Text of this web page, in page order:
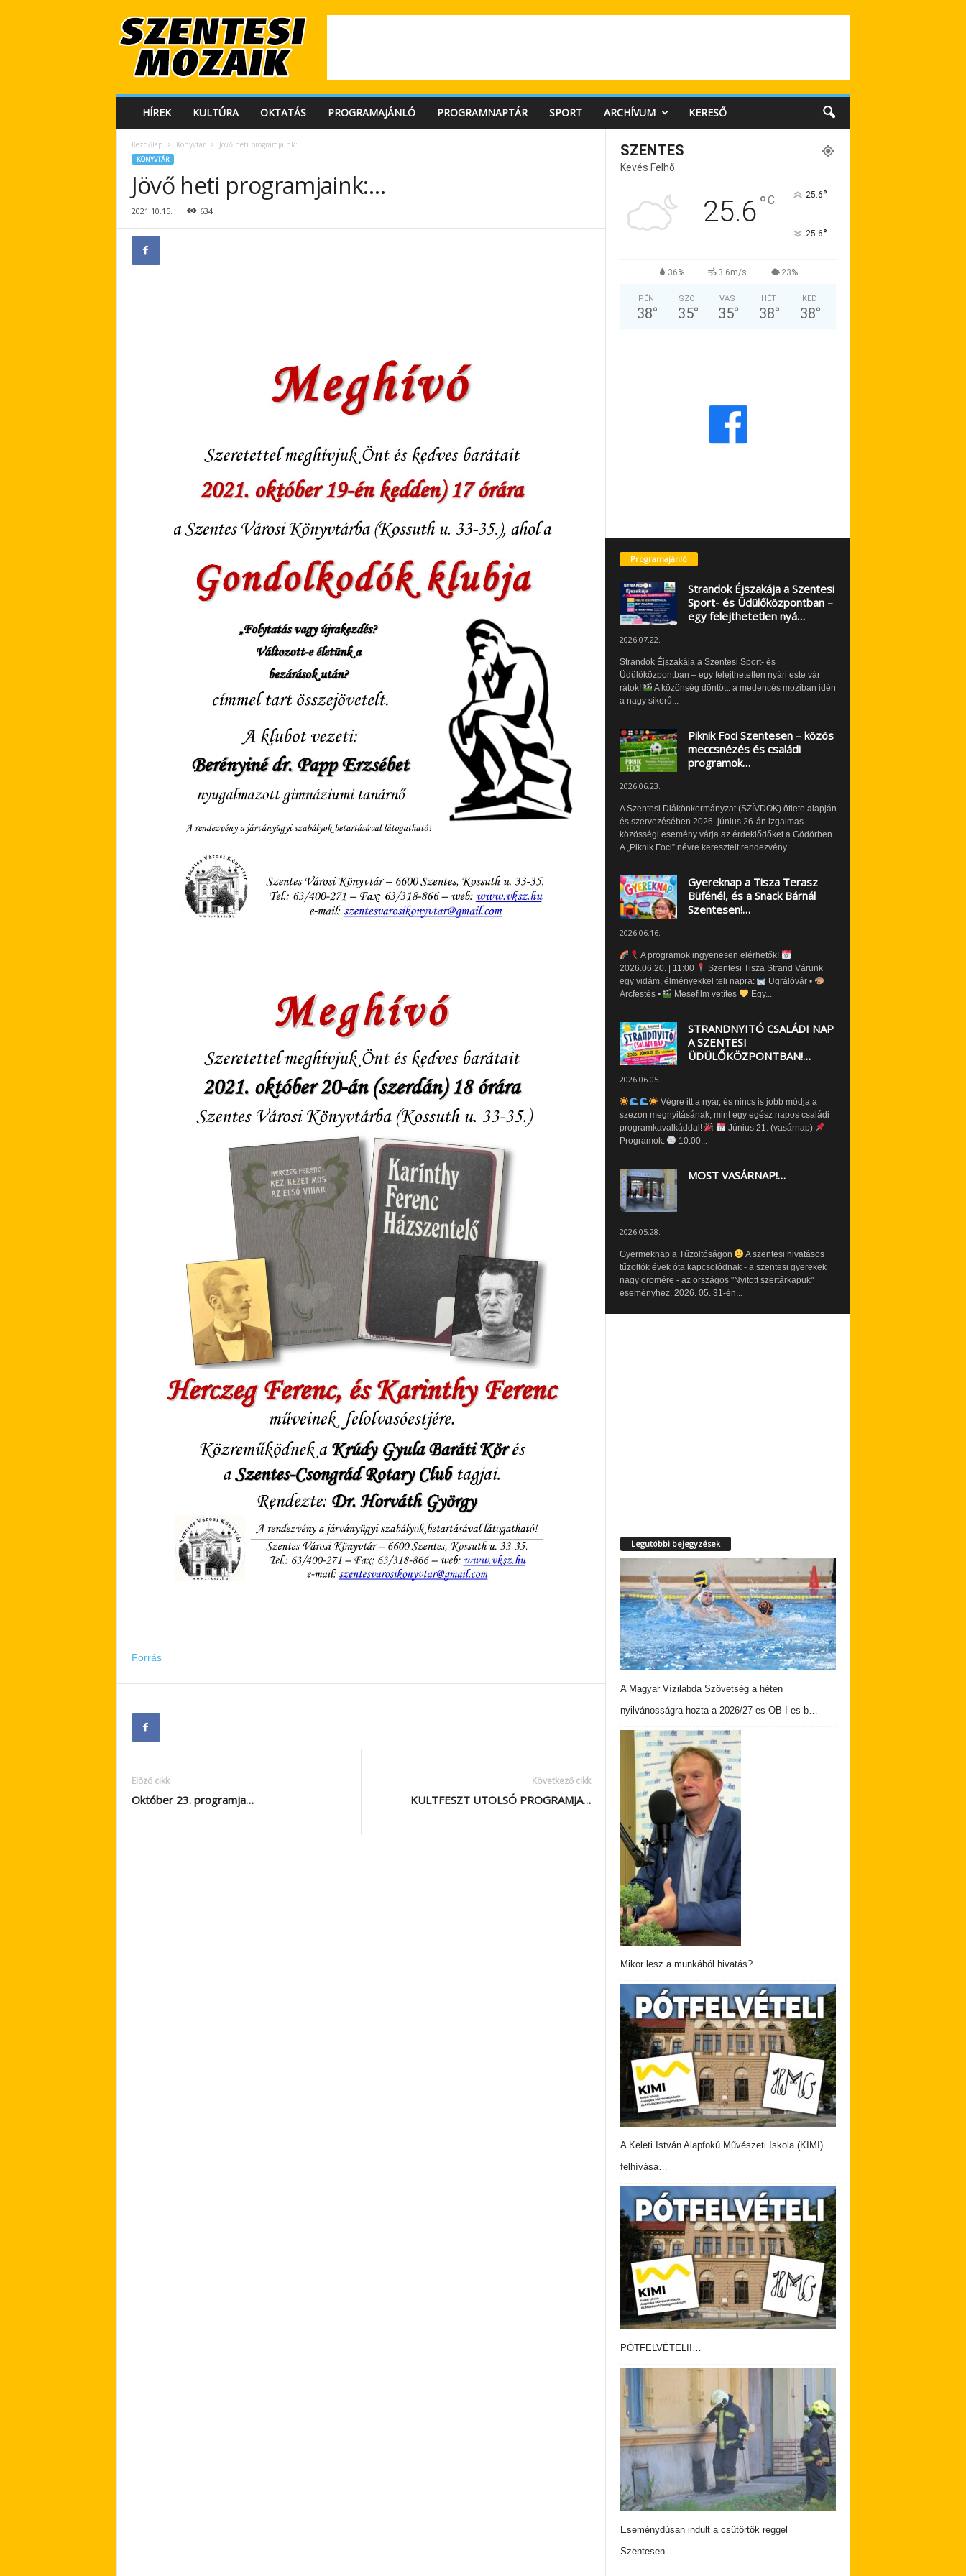
e
HÍREK KULTÚRA OKTATÁS PROGRAMAJÁNLÓ PROGRAMNAPTÁR SPORT ARCHÍVUM KERESŐ
Kezdőlap Könyvtár Jövő heti programjaink:…
KÖNYVTÁR
Jövő heti programjaink:…
2021.10.15. 634
Forrás
Előző cikk
Október 23. programja…
Következő cikk
KULTFESZT UTOLSÓ PROGRAMJA…
SZENTES
Kevés Felhő
25.6°C 25.6°
25.6°
36% 3.6m/s 23%
PÉN
38°
SZO
35°
VAS
35°
HÉT
38°
KED
38°
Programajánló
Strandok Éjszakája a Szentesi
Sport- és Üdülőközpontban –
egy felejthetetlen nyá…
2026.07.22.
Strandok Éjszakája a Szentesi Sport- és
Üdülőközpontban – egy felejthetetlen nyári este vár
rátok!
A közönség döntött: a medencés moziban idén
a nagy sikerű...
Piknik Foci Szentesen – közös
meccsnézés és családi
programok…
2026.06.23.
A Szentesi Diákönkormányzat (SZÍVDÖK) ötlete alapján
és szervezésében 2026. június 26-án izgalmas
közösségi esemény várja az érdeklődőket a Gödörben.
A „Piknik Foci” névre keresztelt rendezvény...
Gyereknap a Tisza Terasz
Büfénél, és a Snack Bárnál
Szentesen!…
2026.06.16.
A programok ingyenesen elérhetők!
2026.06.20. | 11:00
Szentesi Tisza Strand Várunk
egy vidám, élményekkel teli napra:
Ugrálóvár •
Arcfestés •
Mesefilm vetítés Egy...
STRANDNYITÓ CSALÁDI NAP
A SZENTESI
ÜDÜLŐKÖZPONTBAN!…
2026.06.05.
Végre itt a nyár, és nincs is jobb módja a
szezon megnyitásának, mint egy egész napos családi
programkavalkáddal!
Június 21. (vasárnap)
Programok:
10:00...
MOST VASÁRNAP!…
2026.05.28.
Gyermeknap a Tűzoltóságon
A szentesi hivatásos
tűzoltók évek óta kapcsolódnak - a szentesi gyerekek
nagy örömére - az országos "Nyitott szertárkapuk"
eseményhez. 2026. 05. 31-én...
Legutóbbi bejegyzések
A Magyar Vízilabda Szövetség a héten
nyilvánosságra hozta a 2026/27-es OB I-es b…
Mikor lesz a munkából hivatás?…
A Keleti István Alapfokú Művészeti Iskola (KIMI)
felhívása…
PÓTFELVÉTELI!…
Eseménydúsan indult a csütörtök reggel
Szentesen…